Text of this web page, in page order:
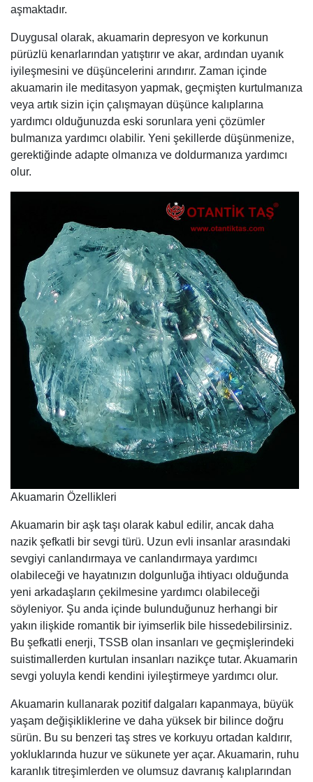
aşmaktadır.
Duygusal olarak, akuamarin depresyon ve korkunun
pürüzlü kenarlarından yatıştırır ve akar, ardından uyanık
iyileşmesini ve düşüncelerini arındırır. Zaman içinde
akuamarin ile meditasyon yapmak, geçmişten kurtulmanıza
veya artık sizin için çalışmayan düşünce kalıplarına
yardımcı olduğunuzda eski sorunlara yeni çözümler
bulmanıza yardımcı olabilir. Yeni şekillerde düşünmenize,
gerektiğinde adapte olmanıza ve doldurmanıza yardımcı
olur.
Akuamarin Özellikleri
Akuamarin bir aşk taşı olarak kabul edilir, ancak daha
nazik şefkatli bir sevgi türü. Uzun evli insanlar arasındaki
sevgiyi canlandırmaya ve canlandırmaya yardımcı
olabileceği ve hayatınızın dolgunluğa ihtiyacı olduğunda
yeni arkadaşların çekilmesine yardımcı olabileceği
söyleniyor. Şu anda içinde bulunduğunuz herhangi bir
yakın ilişkide romantik bir iyimserlik bile hissedebilirsiniz.
Bu şefkatli enerji, TSSB olan insanları ve geçmişlerindeki
suistimallerden kurtulan insanları nazikçe tutar. Akuamarin
sevgi yoluyla kendi kendini iyileştirmeye yardımcı olur.
Akuamarin kullanarak pozitif dalgaları kapanmaya, büyük
yaşam değişikliklerine ve daha yüksek bir bilince doğru
sürün. Bu su benzeri taş stres ve korkuyu ortadan kaldırır,
yokluklarında huzur ve sükunete yer açar. Akuamarin, ruhu
karanlık titreşimlerden ve olumsuz davranış kalıplarından